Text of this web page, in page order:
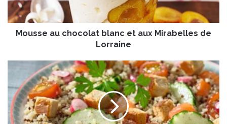
u
c
a
t
b
l
Mousse au chocolat blanc et aux Mirabelles de
Lorraine
l
a
d
e